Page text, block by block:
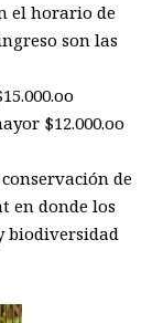
el horario de
son las
$12.000.oo
de
en donde los
biodiversidad